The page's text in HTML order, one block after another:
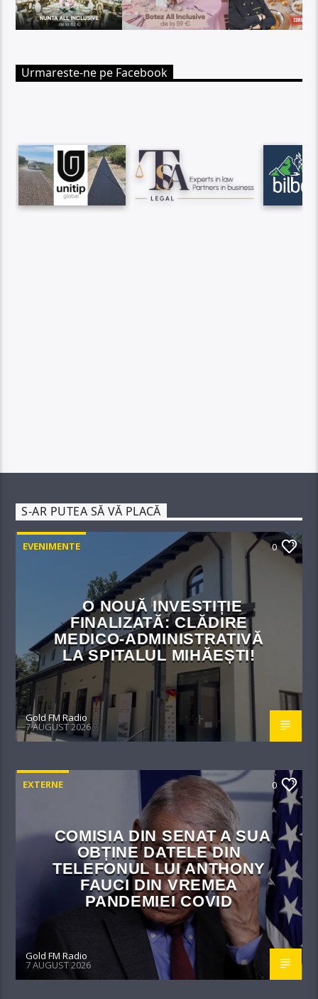
Urmareste-ne pe Facebook
S-AR PUTEA SĂ VĂ PLACĂ
EVENIMENTE 0
O NOUĂ INVESTIȚIE
FINALIZATĂ: CLĂDIRE
MEDICO-ADMINISTRATIVĂ
LA SPITALUL MIHĂEȘTI!​
Gold FM Radio
7 AUGUST 2026
EXTERNE 0
COMISIA DIN SENAT A SUA
OBȚINE DATELE DIN
TELEFONUL LUI ANTHONY
FAUCI DIN VREMEA
PANDEMIEI COVID
Gold FM Radio
7 AUGUST 2026